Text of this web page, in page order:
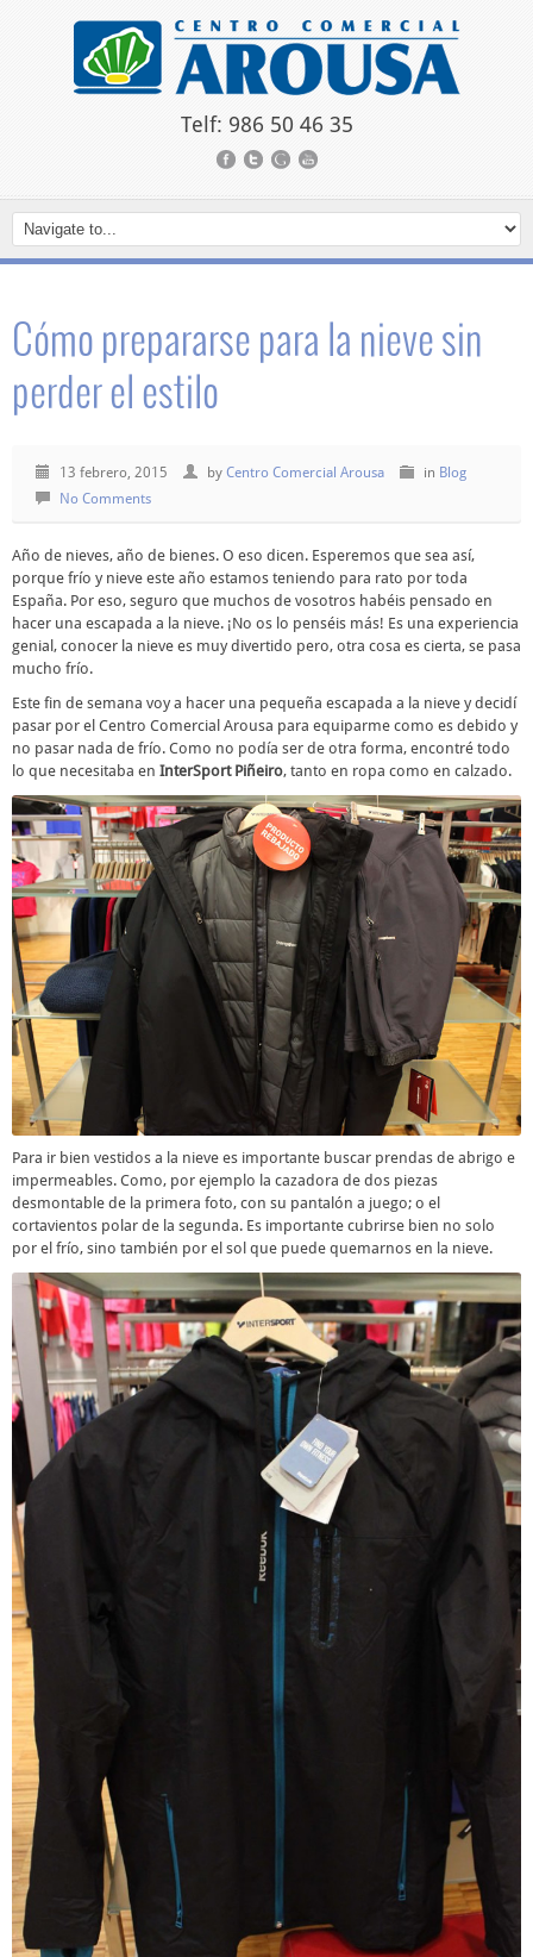
Telf: 986 50 46 35
Cómo prepararse para la nieve sin
perder el estilo
13 febrero, 2015 by Centro Comercial Arousa in Blog
No Comments
Año de nieves, año de bienes. O eso dicen. Esperemos que sea así,
porque frío y nieve este año estamos teniendo para rato por toda
España. Por eso, seguro que muchos de vosotros habéis pensado en
hacer una escapada a la nieve. ¡No os lo penséis más! Es una experiencia
genial, conocer la nieve es muy divertido pero, otra cosa es cierta, se pasa
mucho frío.
Este fin de semana voy a hacer una pequeña escapada a la nieve y decidí
pasar por el Centro Comercial Arousa para equiparme como es debido y
no pasar nada de frío. Como no podía ser de otra forma, encontré todo
lo que necesitaba en InterSport Piñeiro, tanto en ropa como en calzado.
Para ir bien vestidos a la nieve es importante buscar prendas de abrigo e
impermeables. Como, por ejemplo la cazadora de dos piezas
desmontable de la primera foto, con su pantalón a juego; o el
cortavientos polar de la segunda. Es importante cubrirse bien no solo
por el frío, sino también por el sol que puede quemarnos en la nieve.